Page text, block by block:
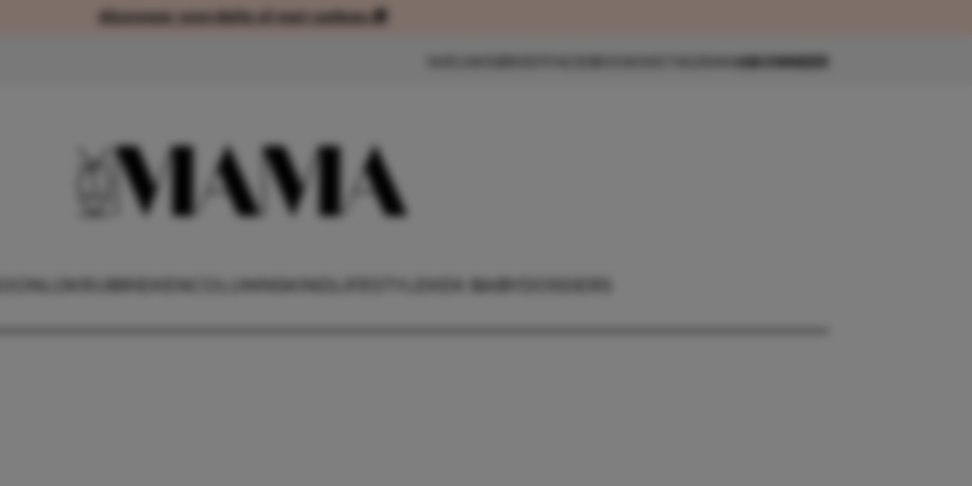
Abonneer voordelig of met cadeau 🎁Abonneer voordelig of met cadeau 🎁
ABONNEER